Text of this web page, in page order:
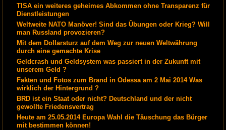
TISA ein weiteres geheimes Abkommen ohne Transparenz für
Dienstleistungen
Weltweite NATO Manöver! Sind das Übungen oder Krieg? Will
man Russland provozieren?
Mit dem Dollarsturz auf dem Weg zur neuen Weltwährung
durch eine gemachte Krise
Geldcrash und Geldsystem was passiert in der Zukunft mit
unserem Geld ?
Fakten und Fotos zum Brand in Odessa am 2 Mai 2014 Was
wirklich der Hintergrund ?
BRD ist ein Staat oder nicht? Deutschland und der nicht
gewollte Friedensvertrag
Heute am 25.05.2014 Europa Wahl die Täuschung das Bürger
mit bestimmen können!